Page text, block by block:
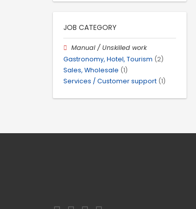
JOB CATEGORY
Manual / Unskilled work
Gastronomy, Hotel, Tourism (2)
Sales, Wholesale (1)
Services / Customer support (1)